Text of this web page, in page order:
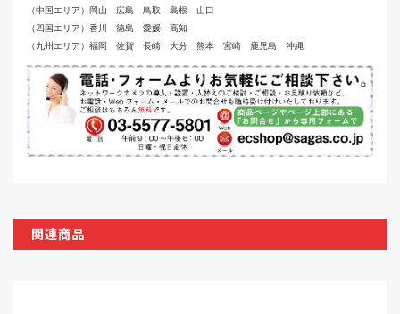
（中国エリア）岡山 広島 鳥取 島根 山口
（四国エリア）香川 徳島 愛媛 高知
（九州エリア）福岡 佐賀 長崎 大分 熊本 宮崎 鹿児島 沖縄
関連商品